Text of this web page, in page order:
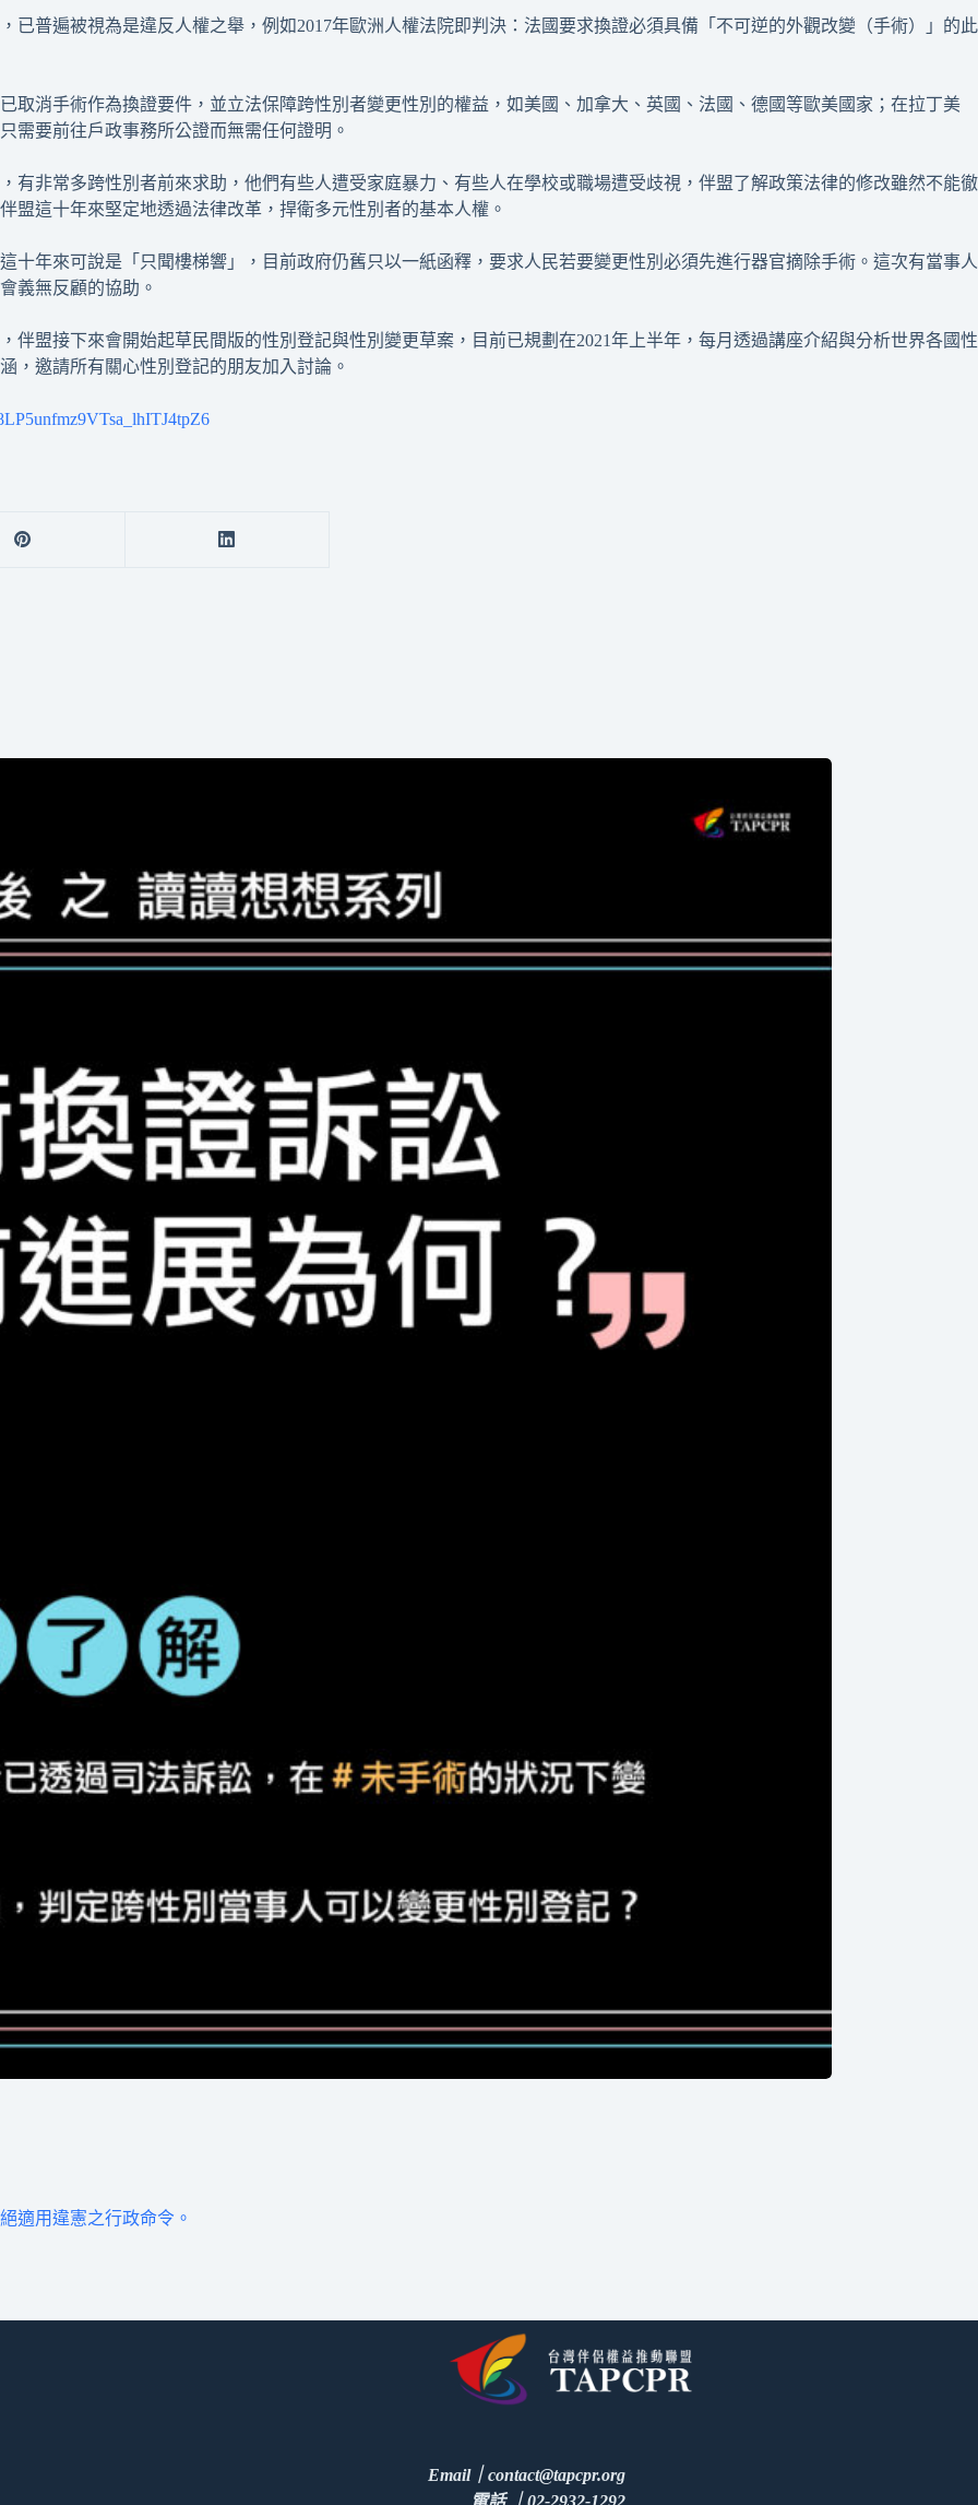
已普遍被視為是違反人權之舉，例如2017年歐洲人權法院即判決：法國要求換證必須具備「不可逆的外觀改變（手術）」的此
取消手術作為換證要件，並立法保障跨性別者變更性別的權益，如美國、加拿大、英國、法國、德國等歐美國家；在拉丁美
需要前往戶政事務所公證而無需任何證明。
有非常多跨性別者前來求助，他們有些人遭受家庭暴力、有些人在學校或職場遭受歧視，伴盟了解政策法律的修改雖然不能徹
這十年來堅定地透過法律改革，捍衛多元性別者的基本人權。
十年來可說是「只聞樓梯響」，目前政府仍舊只以一紙函釋，要求人民若要變更性別必須先進行器官摘除手術。這次有當事人
義無反顧的協助。
伴盟接下來會開始起草民間版的性別登記與性別變更草案，目前已規劃在2021年上半年，每月透過講座介紹與分析世界各國性
，邀請所有關心性別登記的朋友加入討論。
適用違憲之行政命令。
Email｜contact@tapcpr.org
電話 ｜02-2932-1292